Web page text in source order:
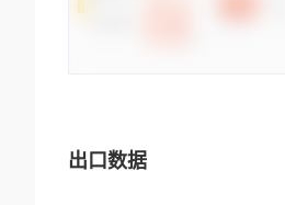
出口数据